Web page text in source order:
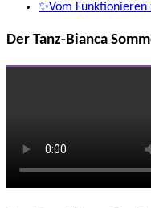
✨Vom Funktionieren
Der Tanz-Bianca